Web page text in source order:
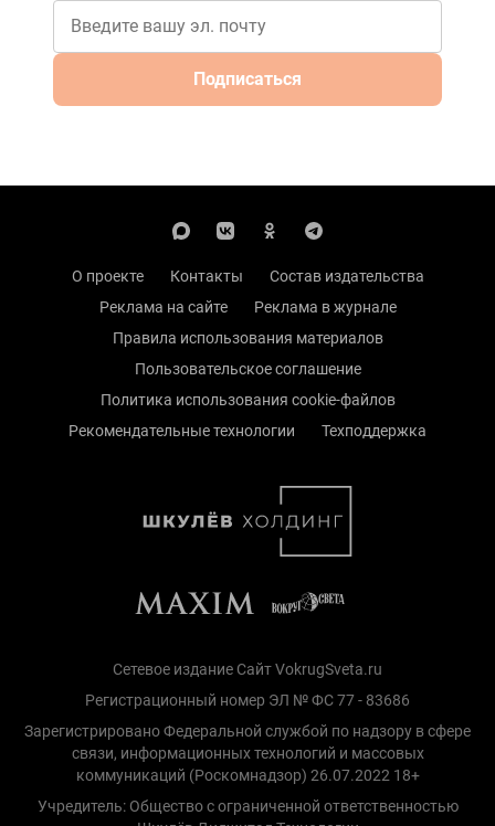
Подписаться
О проекте Контакты
Состав издательства
Реклама на сайте
Реклама в журнале
Правила использования материалов
Пользовательское соглашение
Политика использования cookie-файлов
Рекомендательные технологии
Техподдержка
Сетевое издание Сайт VokrugSveta.ru
Регистрационный номер ЭЛ № ФС 77 - 83686
Зарегистрировано Федеральной службой по надзору в сфере
связи, информационных технологий и массовых
коммуникаций (Роскомнадзор) 26.07.2022 18+
Учредитель: Общество с ограниченной ответственностью